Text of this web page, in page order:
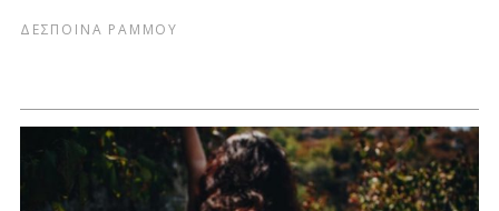
ΔΕΣΠΟΙΝΑ ΡΑΜΜΟΥ